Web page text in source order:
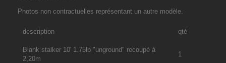
Photos non contractuelles représentant un autre modèle.
description qté
Blank stalker 10' 1.75lb "unground" recoupé à
2,20m
1